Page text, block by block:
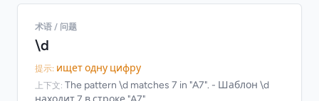
术语 / 问题
\d
提示: ищет одну цифру
上下文: The pattern \d matches 7 in "A7". - Шаблон \d
находит 7 в строке "A7".